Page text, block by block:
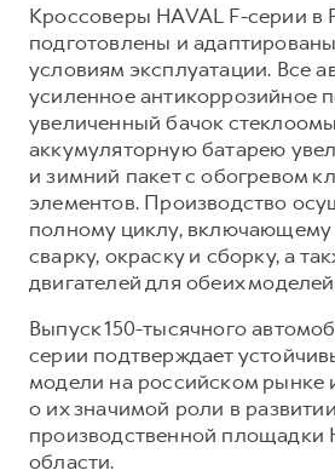
Кроссоверы HAVAL F-серии в
подготовлены и
условиям эксплуатации. Все
усиленное антикоррозийное
увеличенный бачок
аккумуляторную батарею
и зимний пакет с обогревом
элементов. Производство
полному циклу, включающему
сварку, окраску и сборку, а
двигателей для обеих
Выпуск 150-тысячного
серии подтверждает
модели на российском рынке
о их значимой роли в развитии
производственной площадки
области.